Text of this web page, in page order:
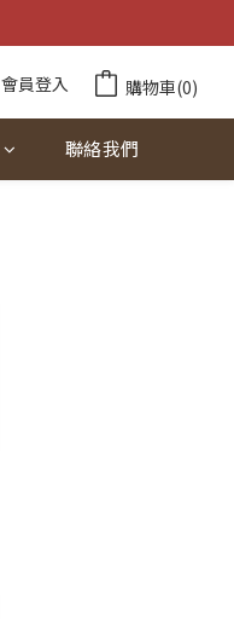
會員登入 購物車(0)
聯絡我們